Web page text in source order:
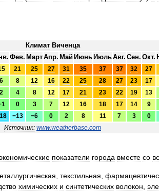
Климат Виченца
. Фев. МартАпр. Май Июнь ИюльАвг. Сен. Окт.
21 25 27 31 35 37 37 32 27
6 8 12 16 22 25 28 27 23 17
2 4 8 12 17 21 23 22 19 13
0 3 7 12 16 18 17 14 9
−13 −6 0 2 8 11 7 3 0
Источник: www.weatherbase.com
показатели города вместе со
текстильная
химических и синтетических волокон